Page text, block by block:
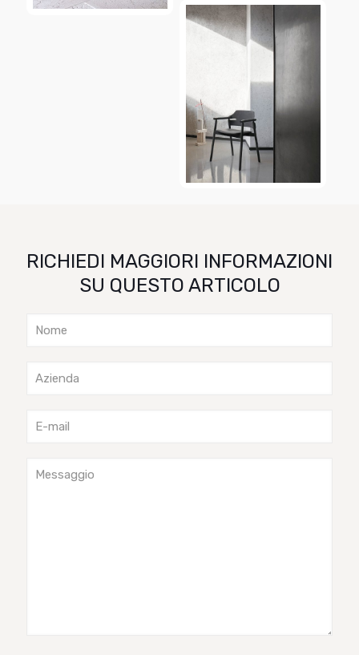
RICHIEDI MAGGIORI INFORMAZIONI
SU QUESTO ARTICOLO